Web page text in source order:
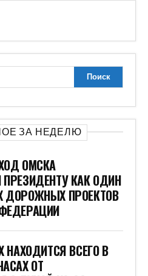
ЗА НЕДЕЛЮ
ОМСКА
КАК ОДИН
ДОРОЖНЫХ ПРОЕКТОВ
НАХОДИТСЯ ВСЕГО В
ОТ